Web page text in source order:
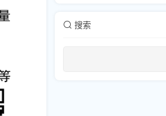
搜索